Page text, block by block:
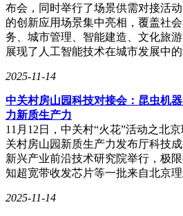
布会，同时举行了场景供需对接活
的创新应用场景集中亮相，覆盖社
务、城市管理、智能建造、文化旅
展现了人工智能技术在城市发展中
2025-11-14
中关村房山园科技对接会：昆虫机
力新质生产力
11月12日，中关村“火花”活动之北
关村房山园新质生产力发布厅科技
新兴产业前沿技术研究院举行，极
知超宽带收发芯片等一批来自北京
2025-11-14